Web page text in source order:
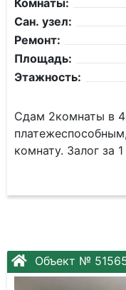
Комнаты:
Сан. узел:
Ремонт:
Площадь:
Этажность:
Сдам 2комнаты в
комнату. Залог за
Объект №